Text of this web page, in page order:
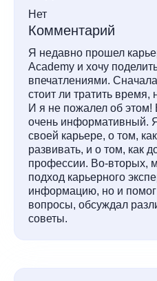
Нет
Комментарий
Я недавно прошел
Academy и хочу
впечатлениями.
стоит ли тратить
И я не пожалел об этом!
очень информативный.
своей карьере, о том,
развивать, и о том, как
профессии. Во-вторых,
подход карьерного
информацию, но и помог
вопросы, обсуждал
советы.